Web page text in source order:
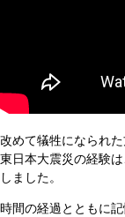
改めて犠牲になられ
東日本大震災の経験
しました。
時間の経過とともに